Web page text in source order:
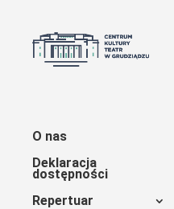
O nas
Deklaracja
dostępności
Repertuar